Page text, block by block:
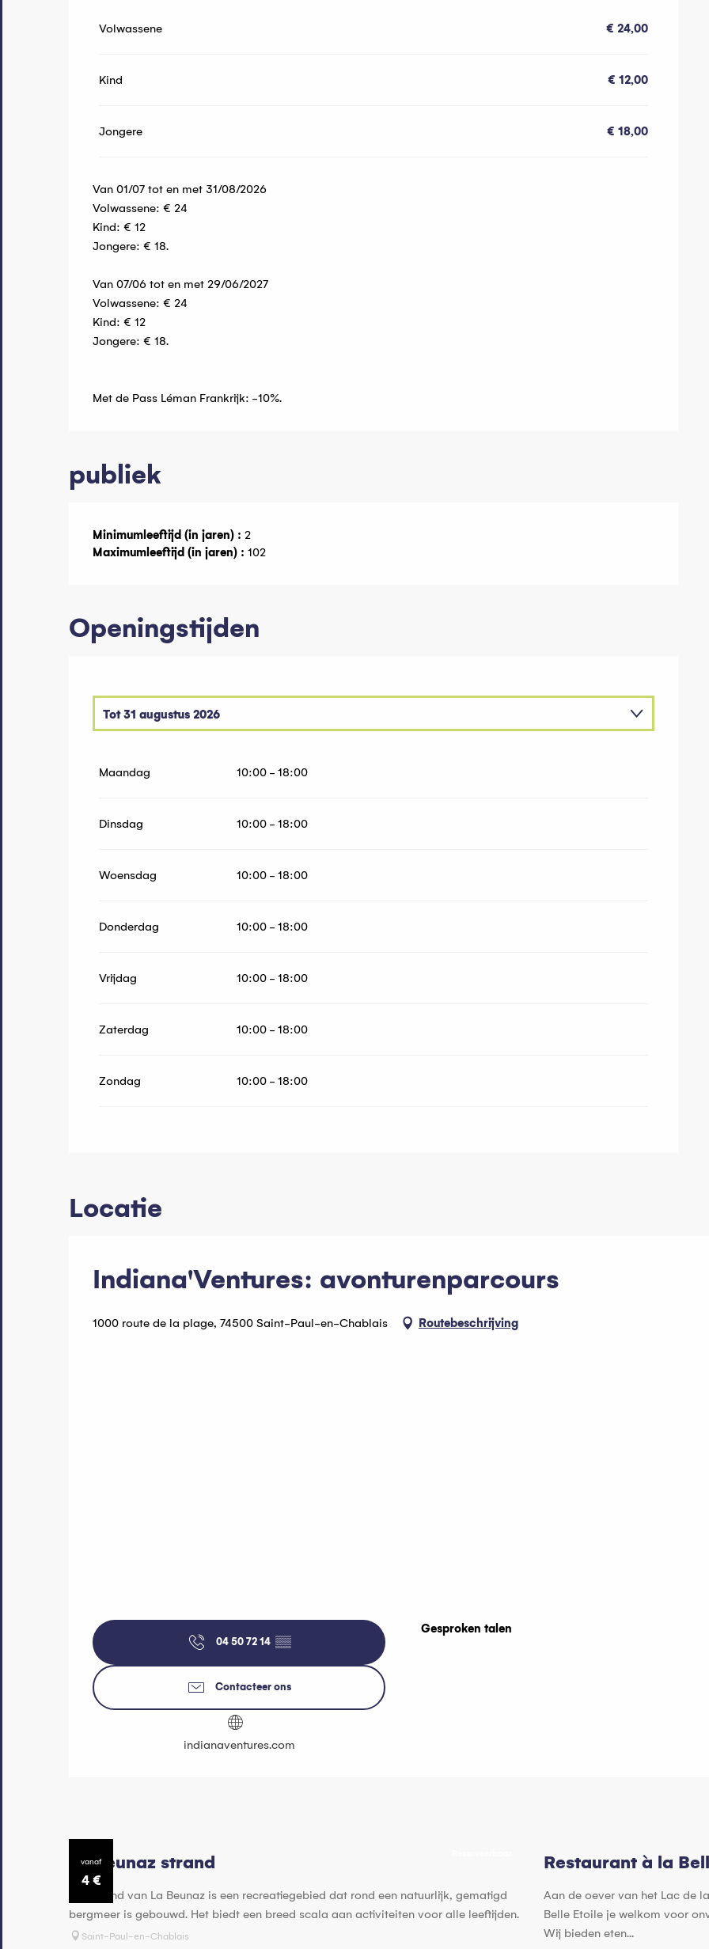
Volwassene
€ 24,00
Kind € 12,00
Jongere € 18,00
Van 01/07 tot en met 31/08/2026
Volwassene: € 24
Kind: € 12
Jongere: € 18.
Van 07/06 tot en met 29/06/2027
Volwassene: € 24
Kind: € 12
Jongere: € 18.
Met de Pass Léman Frankrijk: -10%.
publiek
Minimumleeftijd (in jaren) : 2
Maximumleeftijd (in jaren) : 102
Openingstijden
Tot31 augustus 2026
Maandag 10:00 - 18:00
Dinsdag 10:00 - 18:00
Woensdag 10:00 - 18:00
Donderdag 10:00 - 18:00
Vrijdag 10:00 - 18:00
Zaterdag 10:00 - 18:00
Zondag 10:00 - 18:00
Locatie
Indiana'Ventures: avonturenparcours
1000 route de la plage, 74500 Saint-Paul-en-Chablais Routebeschrijving
04 50 72 14 ▒▒
Contacteer ons
indianaventures.com
Gesproken talen
Gesproken talen
vanaf
4 €
La beunaz strand
Het strand van La Beunaz is een recreatiegebied dat rond een natuurlijk, gematigd
bergmeer is gebouwd. Het biedt een breed scala aan activiteiten voor alle leeftijden.
Saint-Paul-en-Chablais
Restaurant à la
Aan de oever van het Lac de
Belle Etoile je welkom voor
Wij bieden eten...